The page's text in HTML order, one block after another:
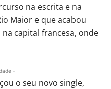
na escrita e na
Maior e que acabou
capital francesa, onde
-
o seu novo single,